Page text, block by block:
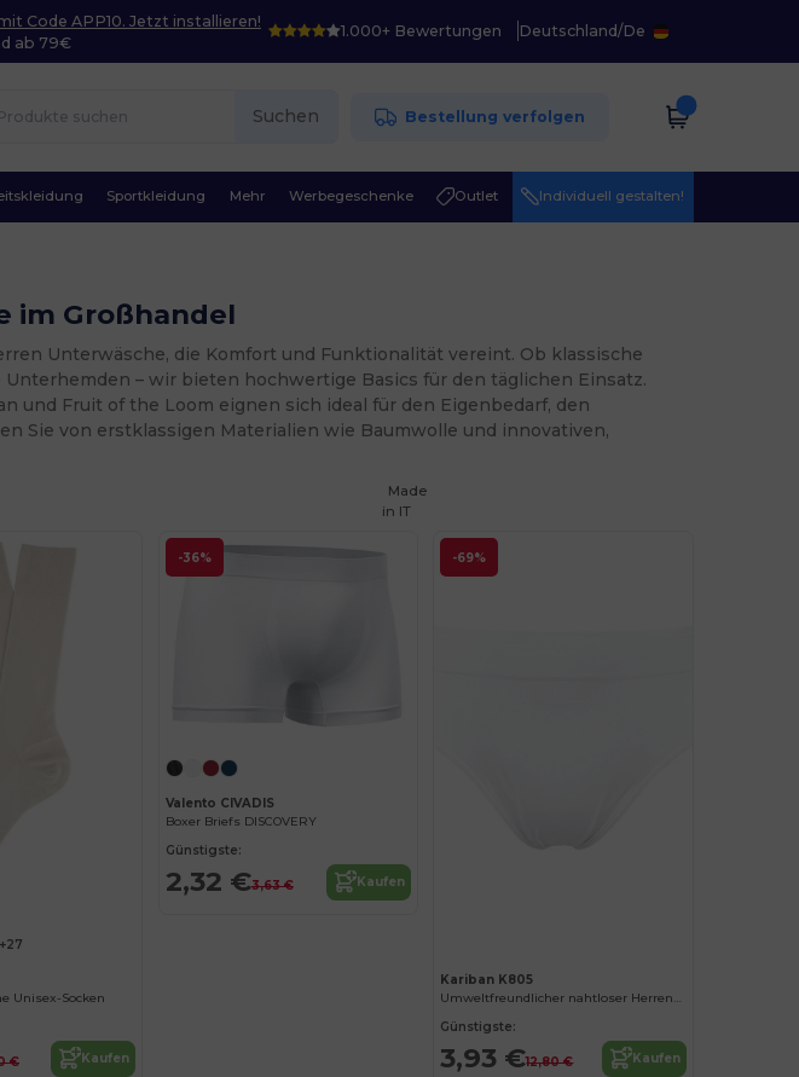
Code APP10. Jetzt installieren!
ab 79€
1.000+ Bewertungen Deutschland/De
Suchen Bestellung verfolgen
Sportkleidung Mehr Werbegeschenke Outlet Individuell gestalten!
im Großhandel
Unterwäsche, die Komfort und Funktionalität vereint. Ob klassische
– wir bieten hochwertige Basics für den täglichen Einsatz.
und Fruit of the Loom eignen sich ideal für den Eigenbedarf, den
Sie von erstklassigen Materialien wie Baumwolle und innovativen,
+27
Unisex-Socken
€ Kaufen
-36%
Valento CIVADIS
Boxer Briefs DISCOVERY
Günstigste:
2,32 €3,63 € Kaufen
-69%
Made
in IT
Kariban K805
Umweltfreundlicher nahtloser Herren-Slip
Günstigste:
3,93 €12,80 € Kaufen